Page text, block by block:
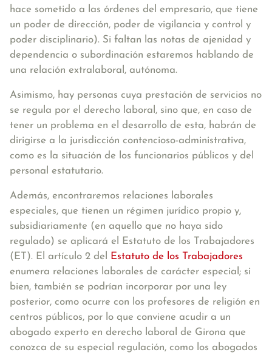
hace sometido a las órdenes del empresario, que tiene
un poder de dirección, poder de vigilancia y control y
poder disciplinario). Si faltan las notas de ajenidad y
dependencia o subordinación estaremos hablando de
una relación extralaboral, autónoma.
Asimismo, hay personas cuya prestación de servicios no
se regula por el derecho laboral, sino que, en caso de
tener un problema en el desarrollo de esta, habrán de
dirigirse a la jurisdicción contencioso-administrativa,
como es la situación de los funcionarios públicos y del
personal estatutario.
Además, encontraremos relaciones laborales
especiales, que tienen un régimen jurídico propio y,
subsidiariamente (en aquello que no haya sido
regulado) se aplicará el Estatuto de los Trabajadores
(ET). El artículo 2 del
Estatuto de los Trabajadores
enumera relaciones laborales de carácter especial; si
bien, también se podrían incorporar por una ley
posterior, como ocurre con los profesores de religión en
centros públicos, por lo que conviene acudir a un
abogado experto en derecho laboral de Girona que
conozca de su especial regulación, como los abogados